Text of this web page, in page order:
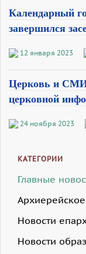
Календарный
завершился
12 января 2023
Церковь и
церковной
24 ноября 2023
КАТЕГОРИИ
Главные
Новости
Новости